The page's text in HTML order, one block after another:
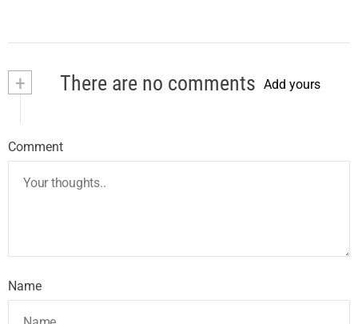
+ There are no comments Add yours
Comment
Name